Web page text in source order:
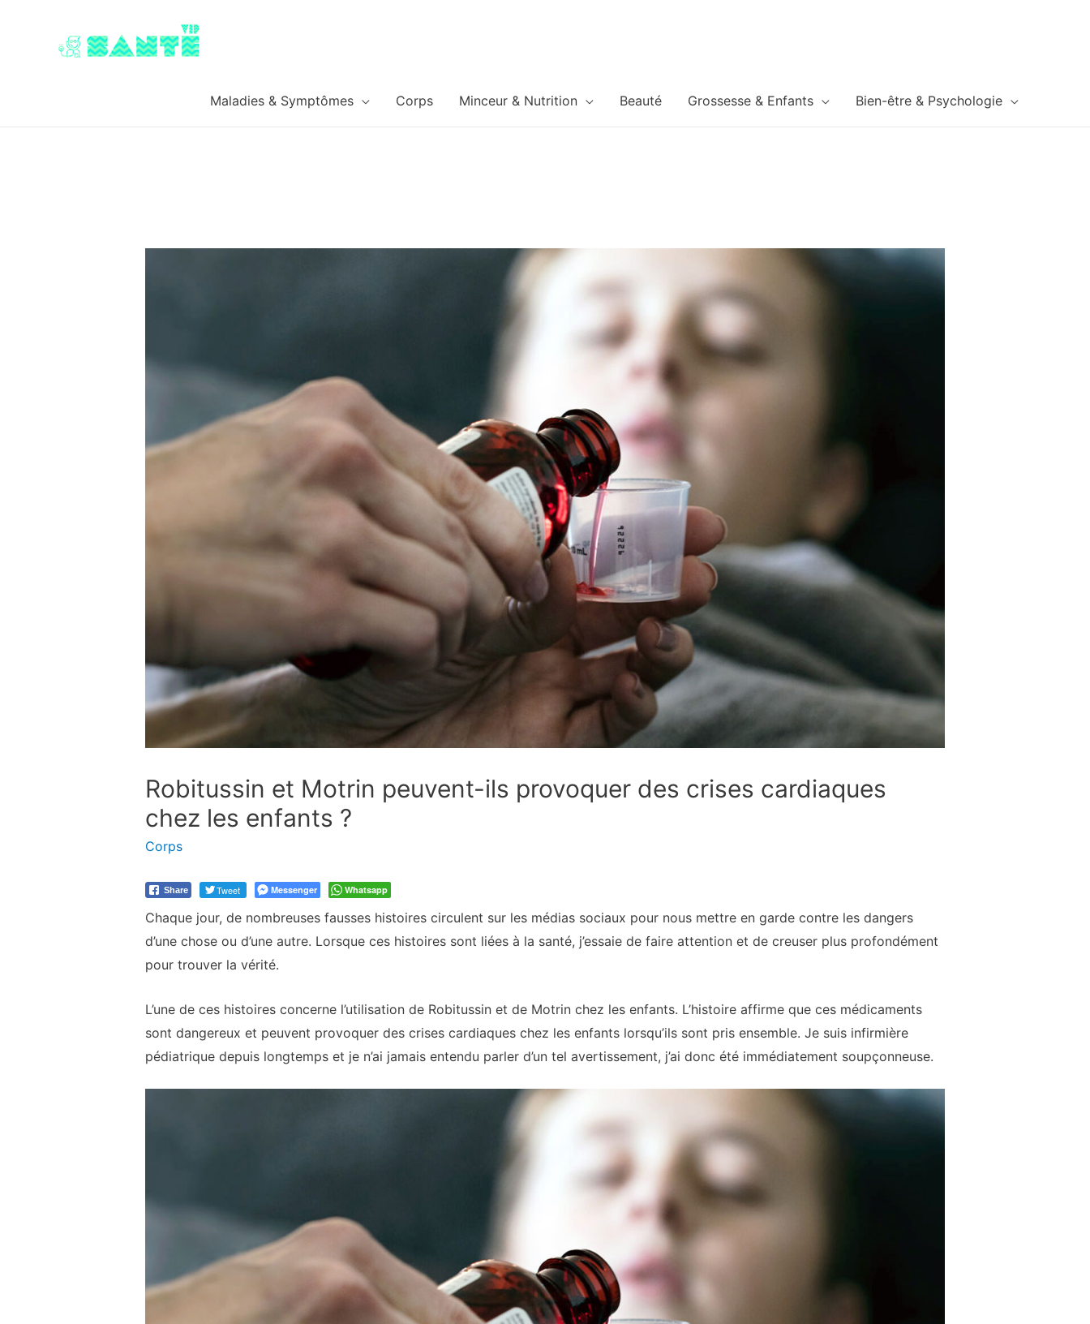
Maladies & Symptômes Corps Minceur & Nutrition Beauté Grossesse & Enfants Bien-être & Psychologie
Robitussin et Motrin peuvent-ils provoquer des crises cardiaques
chez les enfants ?
Corps
Share Tweet Messenger Whatsapp
Chaque jour, de nombreuses fausses histoires circulent sur les médias sociaux pour nous mettre en garde contre les dangers
d’une chose ou d’une autre. Lorsque ces histoires sont liées à la santé, j’essaie de faire attention et de creuser plus profondément
pour trouver la vérité.
L’une de ces histoires concerne l’utilisation de Robitussin et de Motrin chez les enfants. L’histoire affirme que ces médicaments
sont dangereux et peuvent provoquer des crises cardiaques chez les enfants lorsqu’ils sont pris ensemble. Je suis infirmière
pédiatrique depuis longtemps et je n’ai jamais entendu parler d’un tel avertissement, j’ai donc été immédiatement soupçonneuse.